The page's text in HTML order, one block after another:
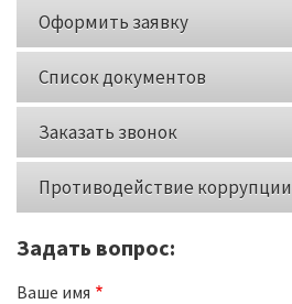
Оформить заявку
Список документов
Заказать звонок
Противодействие коррупции
Задать вопрос:
Ваше имя